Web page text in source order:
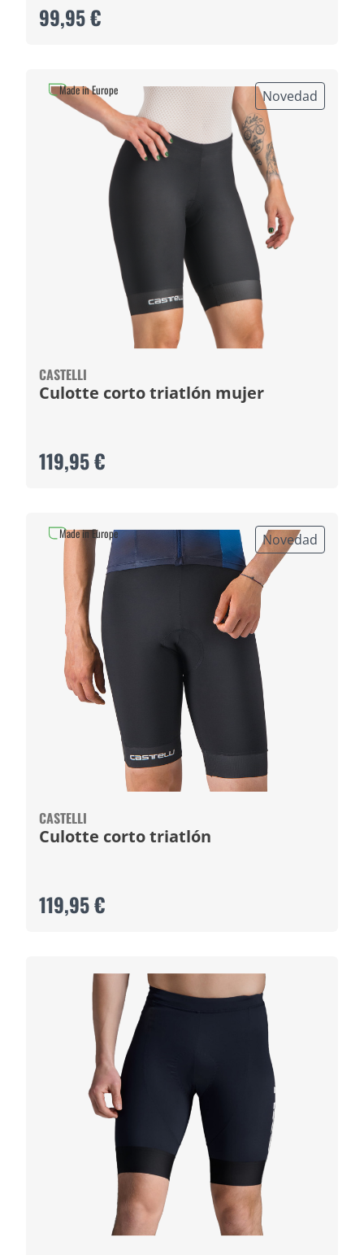
99,95 €
Novedad
CASTELLI
Culotte corto triatlón mujer
119,95 €
Made in Europe
Novedad
CASTELLI
Culotte corto triatlón
119,95 €
Made in Europe